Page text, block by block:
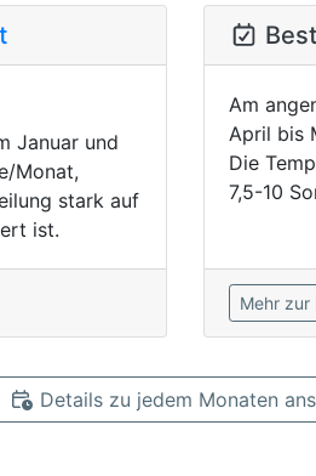
Januar und
Monat,
stark auf
ist.
Am
April bis
Die
7,5-10
Mehr zur
Details zu jedem Monaten